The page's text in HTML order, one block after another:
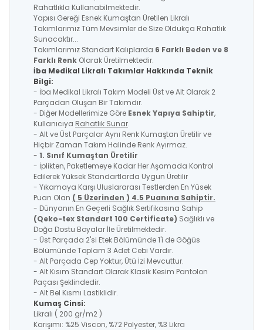
Rahatlıkla Kullanabilmektedir.
Yapısı Gereği Esnek Kumaştan Üretilen Likralı
Takımlarımız Tüm Mevsimler de Size Oldukça Rahatlık
Sunacaktır...
Takımlarımız Standart Kalıplarda 6 Farklı Beden ve 8
Farklı Renk Olarak Üretilmektedir.
İba Medikal Likralı Takımlar Hakkında Teknik
Bilgi:
- İba Medikal Likralı Takım Modeli Üst ve Alt Olarak 2
Parçadan Oluşan Bir Takımdır.
- Diğer Modellerimize Göre Esnek Yapıya Sahiptir,
Kullanıcıya Rahatlık Sunar.
- Alt ve Üst Parçalar Aynı Renk Kumaştan Üretilir ve
Hiçbir Zaman Takım Halinde Renk Ayırmaz.
- 1. Sınıf Kumaştan Üretilir
- İplikten, Paketlemeye Kadar Her Aşamada Kontrol
Edilerek Yüksek Standartlarda Uygun Üretilir
- Yıkamaya Karşı Uluslararası Testlerden En Yüsek
Puan Olan ( 5 Üzerinden ) 4.5 Puanına Sahiptir.
- Dünyanın En Geçerli Sağlık Sertifikasına Sahip
(Qeko-tex Standart 100 Certificate) Sağlıklı ve
Doğa Dostu Boyalar İle Üretilmektedir.
- Üst Parçada 2'si Etek Bölümünde 1'i de Göğüs
Bölümünde Toplam 3 Adet Cebi Vardır.
- Alt Parçada Cep Yoktur, Ütü İzi Mevcuttur.
- Alt Kısım Standart Olarak Klasik Kesim Pantolon
Paçası Şeklindedir.
- Alt Bel Kısmı Lastiklidir.
Kumaş Cinsi:
Likralı ( 200 gr/m2 )
Karışımı: %25 Viscon, %72 Polyester, %3 Likra